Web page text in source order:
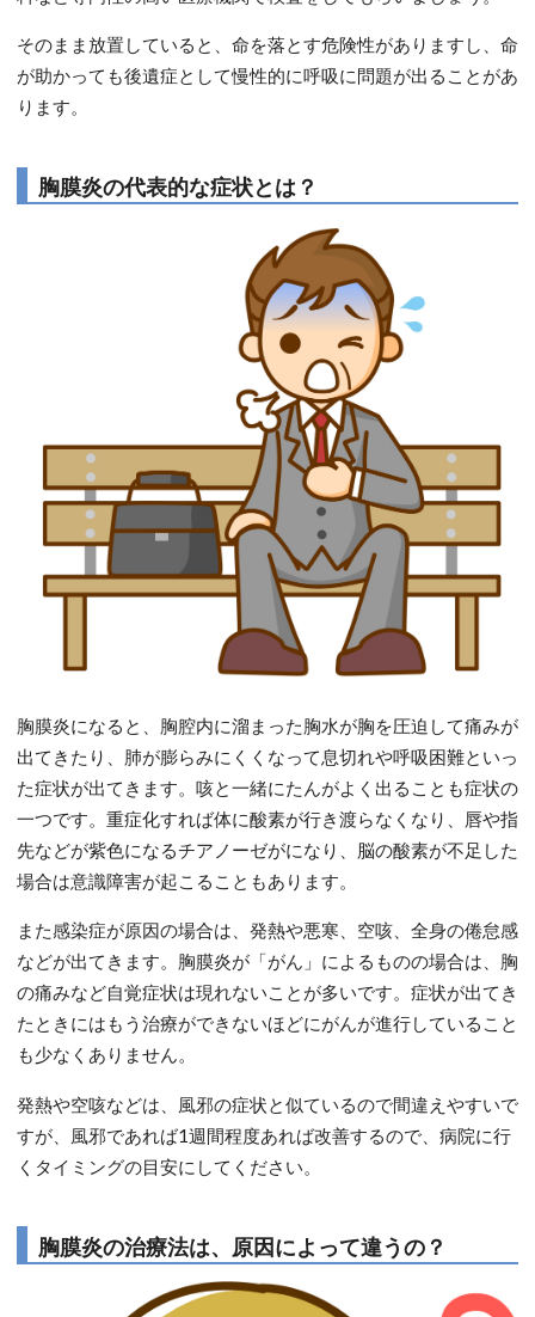
そのまま放置していると、命を落とす危険性がありますし、命
が助かっても後遺症として慢性的に呼吸に問題が出ることがあ
ります。
胸膜炎の代表的な症状とは？
胸膜炎になると、胸腔内に溜まった胸水が胸を圧迫して痛みが
出てきたり、肺が膨らみにくくなって息切れや呼吸困難といっ
た症状が出てきます。咳と一緒にたんがよく出ることも症状の
一つです。重症化すれば体に酸素が行き渡らなくなり、唇や指
先などが紫色になるチアノーゼがになり、脳の酸素が不足した
場合は意識障害が起こることもあります。
また感染症が原因の場合は、発熱や悪寒、空咳、全身の倦怠感
などが出てきます。胸膜炎が「がん」によるものの場合は、胸
の痛みなど自覚症状は現れないことが多いです。症状が出てき
たときにはもう治療ができないほどにがんが進行していること
も少なくありません。
発熱や空咳などは、風邪の症状と似ているので間違えやすいで
すが、風邪であれば1週間程度あれば改善するので、病院に行
くタイミングの目安にしてください。
胸膜炎の治療法は、原因によって違うの？